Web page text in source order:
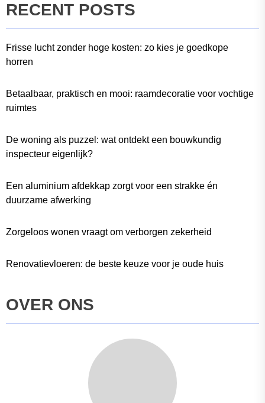
RECENT POSTS
Frisse lucht zonder hoge kosten: zo kies je goedkope
horren
Betaalbaar, praktisch en mooi: raamdecoratie voor vochtige
ruimtes
De woning als puzzel: wat ontdekt een bouwkundig
inspecteur eigenlijk?
Een aluminium afdekkap zorgt voor een strakke én
duurzame afwerking
Zorgeloos wonen vraagt om verborgen zekerheid
Renovatievloeren: de beste keuze voor je oude huis
OVER ONS